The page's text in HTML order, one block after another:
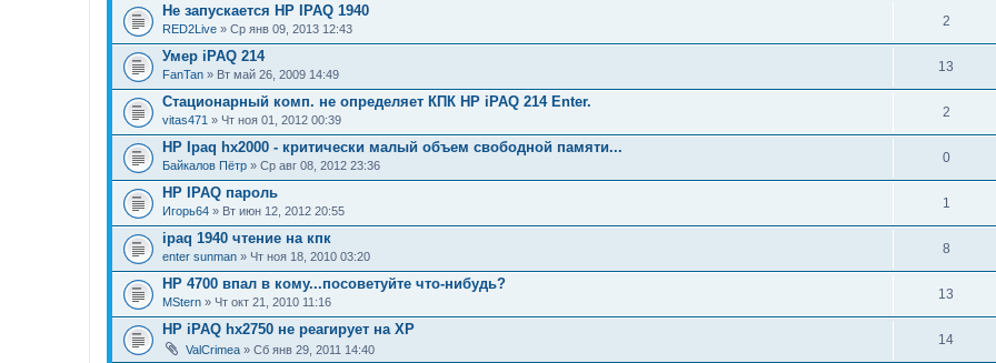
Не запускается HP IPAQ 1940
RED2Live » Ср янв 09, 2013 12:43
2
Умер iPAQ 214
FanTan » Вт май 26, 2009 14:49
13
Стационарный комп. не определяет КПК HP iPAQ 214 Enter.
vitas471 » Чт ноя 01, 2012 00:39
2
HP Ipaq hx2000 - критически малый объем свободной памяти...
Байкалов Пётр » Ср авг 08, 2012 23:36
0
HP IPAQ пароль
Игорь64 » Вт июн 12, 2012 20:55
1
ipaq 1940 чтение на кпк
enter sunman » Чт ноя 18, 2010 03:20
8
HP 4700 впал в кому...посоветуйте что-нибудь?
MStern » Чт окт 21, 2010 11:16
13
HP iPAQ hx2750 не реагирует на ХР
ValCrimea » Сб янв 29, 2011 14:40
14